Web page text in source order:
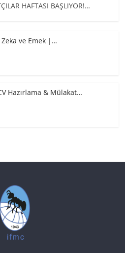
HAFTASI BAŞLIYOR!…
Zeka ve Emek |…
Hazırlama & Mülakat…